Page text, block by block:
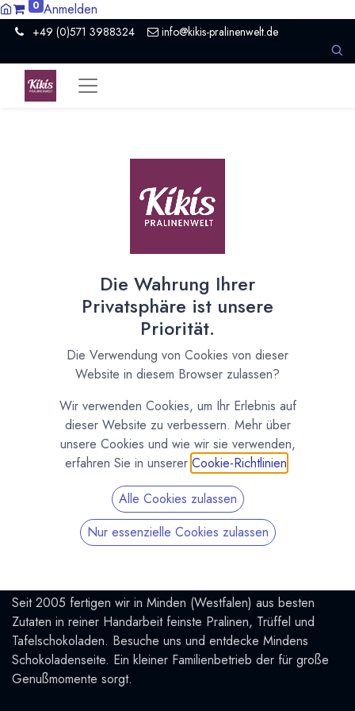
0 Anmelden
+49 (0)571 3988324 info@kikis-pralinenwelt.de
Nützliche Links
Versand & Zahlung
Widerrufsrecht
Widerruf erklären
Datenschutzerklärung
Seit 2005 fertigen wir in Minden (Westfalen) aus besten
Zutaten in reiner Handarbeit feinste Pralinen, Trüffel und
Tafelschokoladen. Besuche uns und entdecke Mindens
Schokoladenseite. Ein kleiner Familienbetrieb der für große
Genußmomente sorgt.
Die Wahrung Ihrer
Privatsphäre ist unsere
Priorität.
Die Verwendung von Cookies von dieser
Website in diesem Browser zulassen?
Wir verwenden Cookies, um Ihr Erlebnis auf
dieser Website zu verbessern. Mehr über
unsere Cookies und wie wir sie verwenden,
erfahren Sie in unserer Cookie-Richtlinien
Alle Cookies zulassen
Nur essenzielle Cookies zulassen